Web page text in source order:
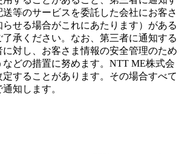
等のサービスを委託した会社にお客さ
らせる場合がこれにあたります）がある
承ください。なお、第三者に通知する
対し、お客さま情報の安全管理のため
どの措置に努めます。NTT ME株式会
することがあります。その場合すべて
知します。